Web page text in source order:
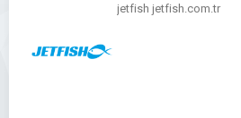
jetfish jetfish.com.tr